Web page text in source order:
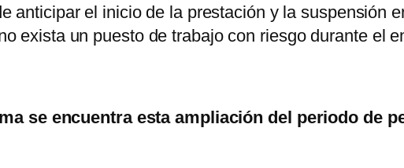
anticipar el inicio de la prestación y la suspensión
exista un puesto de trabajo con riesgo durante el
se encuentra esta ampliación del periodo de